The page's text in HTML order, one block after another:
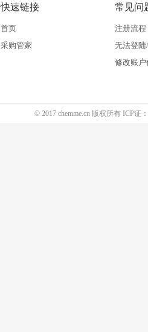
快速链接
首页
采购管家
常见问
注册流程
无法登
修改账户
© 2017 chemme.cn 版权所有 ICP证：